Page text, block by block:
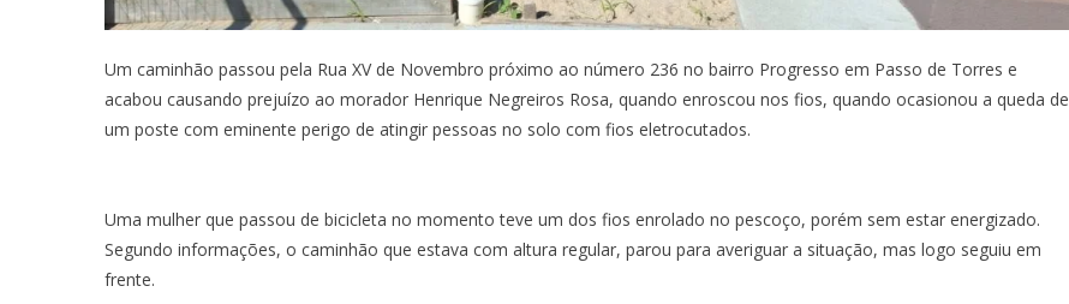
Um caminhão passou pela Rua XV de Novembro próximo ao número 236 no bairro Progresso em Passo de Torres e
acabou causando prejuízo ao morador Henrique Negreiros Rosa, quando enroscou nos fios, quando ocasionou a queda de
um poste com eminente perigo de atingir pessoas no solo com fios eletrocutados.
Uma mulher que passou de bicicleta no momento teve um dos fios enrolado no pescoço, porém sem estar energizado.
Segundo informações, o caminhão que estava com altura regular, parou para averiguar a situação, mas logo seguiu em
frente.